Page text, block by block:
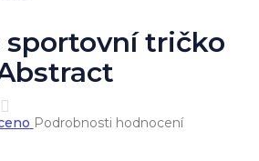
sportovní tričko
Podrobnosti hodnocení